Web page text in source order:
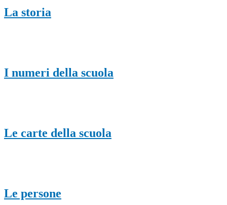
La storia
I numeri della scuola
Le carte della scuola
Le persone